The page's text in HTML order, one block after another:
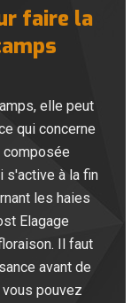
faire la
elle peut
qui concerne
composée
s'active à la fin
les haies
Elagage
Il faut
avant de
pouvez